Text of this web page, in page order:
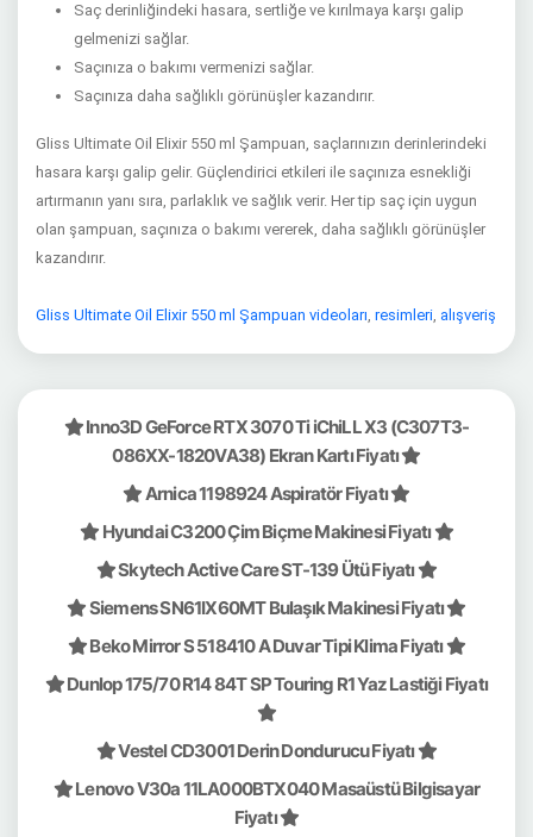
Saç derinliğindeki hasara, sertliğe ve kırılmaya karşı galip
gelmenizi sağlar.
Saçınıza o bakımı vermenizi sağlar.
Saçınıza daha sağlıklı görünüşler kazandırır.
Gliss Ultimate Oil Elixir 550 ml Şampuan, saçlarınızın derinlerindeki
hasara karşı galip gelir. Güçlendirici etkileri ile saçınıza esnekliği
artırmanın yanı sıra, parlaklık ve sağlık verir. Her tip saç için uygun
olan şampuan, saçınıza o bakımı vererek, daha sağlıklı görünüşler
kazandırır.
Gliss Ultimate Oil Elixir 550 ml Şampuan videoları, resimleri, alışveriş
Inno3D GeForce RTX 3070 Ti iChiLL X3 (C307T3-
086XX-1820VA38) Ekran Kartı Fiyatı
Arnica 1198924 Aspiratör Fiyatı
Hyundai C3200 Çim Biçme Makinesi Fiyatı
Skytech Active Care ST-139 Ütü Fiyatı
Siemens SN61IX60MT Bulaşık Makinesi Fiyatı
Beko Mirror S 518410 A Duvar Tipi Klima Fiyatı
Dunlop 175/70 R14 84T SP Touring R1 Yaz Lastiği Fiyatı
Vestel CD3001 Derin Dondurucu Fiyatı
Lenovo V30a 11LA000BTX040 Masaüstü Bilgisayar
Fiyatı